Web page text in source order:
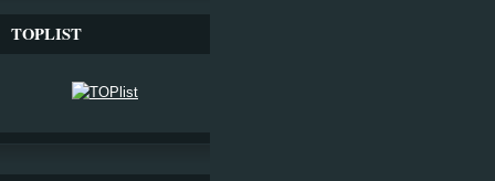
TOPLIST